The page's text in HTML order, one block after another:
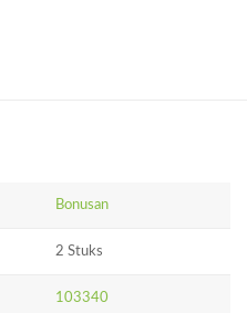
Bonusan
2 Stuks
103340